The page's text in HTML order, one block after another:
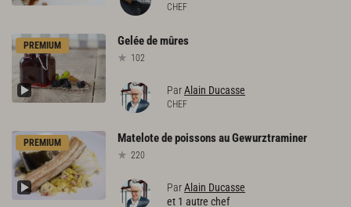
CHEF
PREMIUM Geléedemûres
102
ParAlain Ducasse
CHEF
PREMIUM MatelotedepoissonsauGewurztraminer
220
ParAlain Ducasse
et 1 autre chef